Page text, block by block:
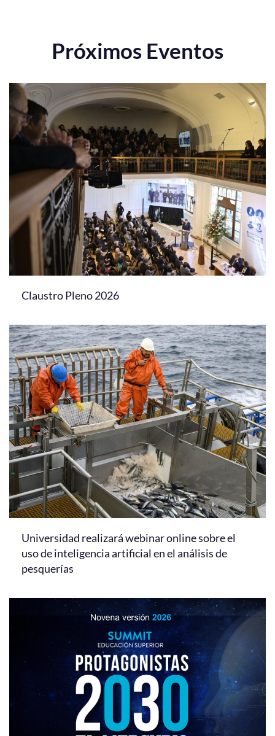
Próximos Eventos
Claustro Pleno 2026
Universidad realizará webinar online sobre el
uso de inteligencia artificial en el análisis de
pesquerías